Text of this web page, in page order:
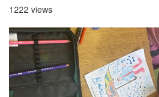
1222 views